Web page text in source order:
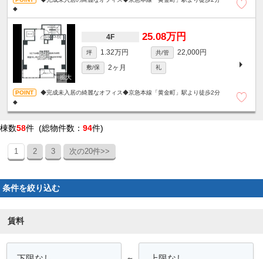
◆
4F 25.08万円
坪 1.32万円 共/管 22,000円
敷/保 2ヶ月 礼
◆完成未入居の綺麗なオフィス◆京急本線「黄金町」駅より徒歩2分
◆
棟数58件 (総物件数： 94件)
1 2 3 次の20件>>
条件を絞り込む
賃料